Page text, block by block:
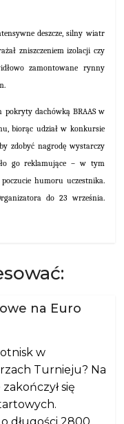
deszcze, silny wiatr
zniszczeniem izolacji czy
zamontowane rynny
dachówką BRAAS w
biorąc udział w konkursie
zdobyć nagrodę wystarczy
go reklamujące – w tym
humoru uczestnika.
do 23 września.
na Euro
w
Turnieju? Na
się